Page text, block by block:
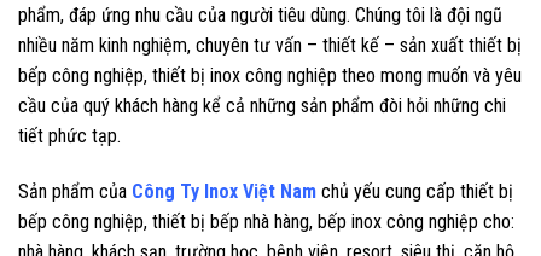
phẩm, đáp ứng nhu cầu của người tiêu dùng. Chúng tôi là đội ngũ
nhiều năm kinh nghiệm, chuyên tư vấn – thiết kế – sản xuất thiết bị
bếp công nghiệp, thiết bị inox công nghiệp theo mong muốn và yêu
cầu của quý khách hàng kể cả những sản phẩm đòi hỏi những chi
tiết phức tạp.
Sản phẩm của Công Ty Inox Việt Nam chủ yếu cung cấp thiết bị
bếp công nghiệp, thiết bị bếp nhà hàng, bếp inox công nghiệp cho:
nhà hàng, khách sạn, trường học, bệnh viện, resort, siêu thị, căn hộ